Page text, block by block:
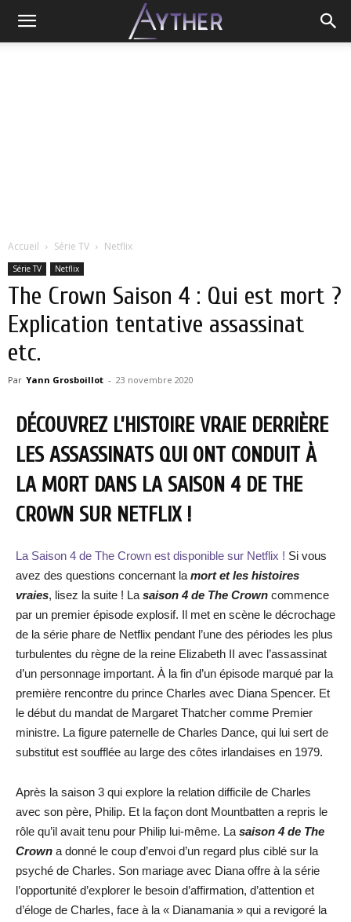
Accueil Série TV Netflix
Série TV Netflix
The Crown Saison 4 : Qui est mort ?
Explication tentative assassinat
etc.
Par Yann Grosboillot - 23 novembre 2020
DÉCOUVREZ L’HISTOIRE VRAIE DERRIÈRE
LES ASSASSINATS QUI ONT CONDUIT À
LA MORT DANS LA SAISON 4 DE THE
CROWN SUR NETFLIX !
La Saison 4 de The Crown est disponible sur Netflix ! Si vous
avez des questions concernant la mort et les histoires
vraies, lisez la suite ! La saison 4 de The Crown commence
par un premier épisode explosif. Il met en scène le décrochage
de la série phare de Netflix pendant l’une des périodes les plus
turbulentes du règne de la reine Elizabeth II avec l’assassinat
d’un personnage important. À la fin d’un épisode marqué par la
première rencontre du prince Charles avec Diana Spencer. Et
le début du mandat de Margaret Thatcher comme Premier
ministre. La figure paternelle de Charles Dance, qui lui sert de
substitut est soufflée au large des côtes irlandaises en 1979.
Après la saison 3 qui explore la relation difficile de Charles
avec son père, Philip. Et la façon dont Mountbatten a repris le
rôle qu’il avait tenu pour Philip lui-même. La saison 4 de The
Crown a donné le coup d’envoi d’un regard plus ciblé sur la
psyché de Charles. Son mariage avec Diana offre à la série
l’opportunité d’explorer le besoin d’affirmation, d’attention et
d’éloge de Charles, face à la « Dianamania » qui a revigoré la